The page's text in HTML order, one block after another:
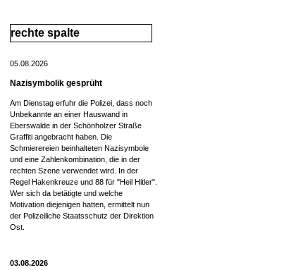
rechte spalte
05.08.2026
Nazisymbolik gesprüht
Am Dienstag erfuhr die Polizei, dass noch
Unbekannte an einer Hauswand in
Eberswalde in der Schönholzer Straße
Graffiti angebracht haben. Die
Schmierereien beinhalteten Nazisymbole
und eine Zahlenkombination, die in der
rechten Szene verwendet wird. In der
Regel Hakenkreuze und 88 für "Heil Hitler".
Wer sich da betätigte und welche
Motivation diejenigen hatten, ermittelt nun
der Polizeiliche Staatsschutz der Direktion
Ost.
03.08.2026